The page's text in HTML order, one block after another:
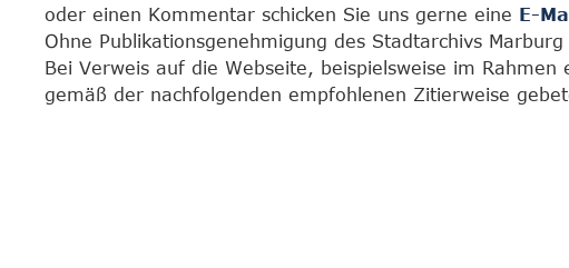
oder einen Kommentar schicken Sie uns gerne eine E-
Ohne Publikationsgenehmigung des Stadtarchivs
Bei Verweis auf die Webseite, beispielsweise im
gemäß der nachfolgenden empfohlenen Zitierweise